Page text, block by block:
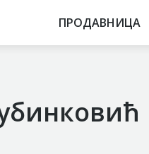
ПРОДАВНИЦА
ПРОДАВНИЦА